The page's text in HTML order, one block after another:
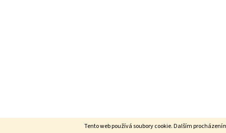
Tento web používá soubory cookie. Dalším